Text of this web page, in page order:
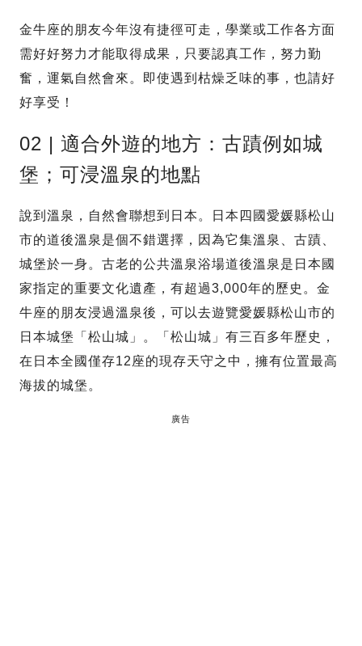
金牛座的朋友今年沒有捷徑可走，學業或工作各方面
需好好努力才能取得成果，只要認真工作，努力勤
奮，運氣自然會來。即使遇到枯燥乏味的事，也請好
好享受！
02 | 適合外遊的地方：古蹟例如城
堡；可浸溫泉的地點
說到溫泉，自然會聯想到日本。日本四國愛媛縣松山
市的道後溫泉是個不錯選擇，因為它集溫泉、古蹟、
城堡於一身。古老的公共溫泉浴場道後溫泉是日本國
家指定的重要文化遺產，有超過3,000年的歷史。金
牛座的朋友浸過溫泉後，可以去遊覽愛媛縣松山市的
日本城堡「松山城」。「松山城」有三百多年歷史，
在日本全國僅存12座的現存天守之中，擁有位置最高
海拔的城堡。
廣告